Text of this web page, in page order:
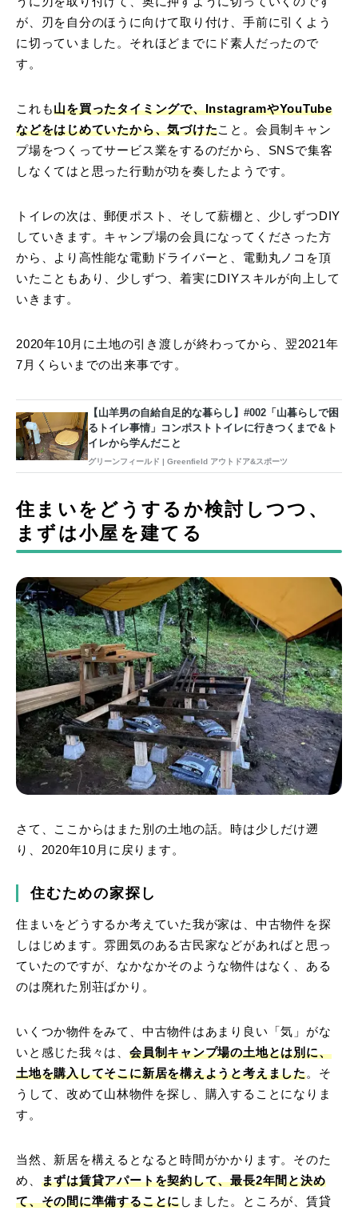
が、刃を自分のほうに向けて取り付け、手前に引くよう
に切っていました。それほどまでにド素人だったので
す。
これも山を買ったタイミングで、InstagramやYouTube
などをはじめていたから、気づけたこと。会員制キャン
プ場をつくってサービス業をするのだから、SNSで集客
しなくてはと思った行動が功を奏したようです。
トイレの次は、郵便ポスト、そして薪棚と、少しずつDIY
していきます。キャンプ場の会員になってくださった方
から、より高性能な電動ドライバーと、電動丸ノコを頂
いたこともあり、少しずつ、着実にDIYスキルが向上して
いきます。
2020年10月に土地の引き渡しが終わってから、翌2021年
7月くらいまでの出来事です。
【山羊男の自給自足的な暮らし】#002「山暮らしで困
るトイレ事情」コンポストトイレに行きつくまで＆ト
イレから学んだこと
グリーンフィールド | Greenfield アウトドア&スポーツ
住まいをどうするか検討しつつ、
まずは小屋を建てる
さて、ここからはまた別の土地の話。時は少しだけ遡
り、2020年10月に戻ります。
住むための家探し
住まいをどうするか考えていた我が家は、中古物件を探
しはじめます。雰囲気のある古民家などがあればと思っ
ていたのですが、なかなかそのような物件はなく、ある
のは廃れた別荘ばかり。
いくつか物件をみて、中古物件はあまり良い「気」がな
いと感じた我々は、会員制キャンプ場の土地とは別に、
土地を購入してそこに新居を構えようと考えました。そ
うして、改めて山林物件を探し、購入することになりま
す。
当然、新居を構えるとなると時間がかかります。そのた
め、 まずは賃貸アパートを契約して、最長2年間と決め
て、その間に準備することにしました。ところが、賃貸